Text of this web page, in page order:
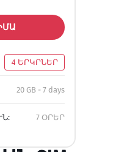
4 ԵՐԿՐՆԵՐ
20 GB - 7 days
7 ՕՐԵՐ